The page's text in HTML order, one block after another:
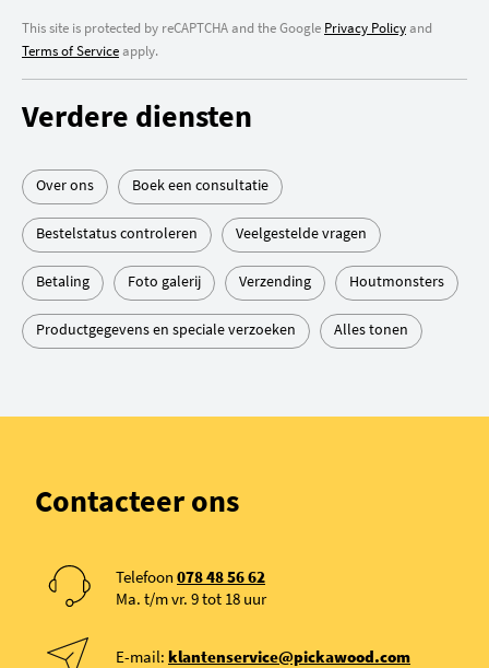
This site is protected by reCAPTCHA and the Google Privacy Policyand
Terms of Serviceapply.
Verdere diensten
Over ons Boek een consultatie
Bestelstatus controleren Veelgestelde vragen
Betaling Foto galerij Verzending Houtmonsters
Productgegevens en speciale verzoeken Alles tonen
Contacteer ons
Telefoon 078 48 56 62
Ma. t/m vr. 9 tot 18 uur
E-mail: klantenservice@pickawood.com